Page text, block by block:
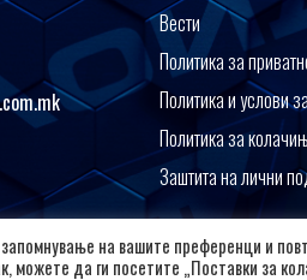
Вести
Политика за
Политика и услови
Политика за
Заштита на лични
© 2026 РК Алкалоид
на вашите преференци и
можете да ги посетите „Поставки за